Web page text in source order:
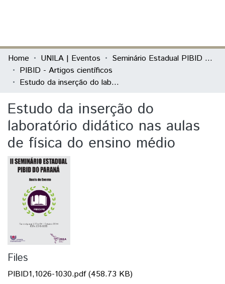
Communities & Collections
All of DSpace
Home UNILA | Eventos
Seminário Estadual PIBID do Paraná: tecendo saberes (PIBID)
PIBID - Artigos científicos
Estudo da inserção do laboratório didático nas aulas de física do ensino médio
Estudo da inserção do
laboratório didático nas aulas
de física do ensino médio
Files
PIBID1,1026-1030.pdf(458.73 KB)